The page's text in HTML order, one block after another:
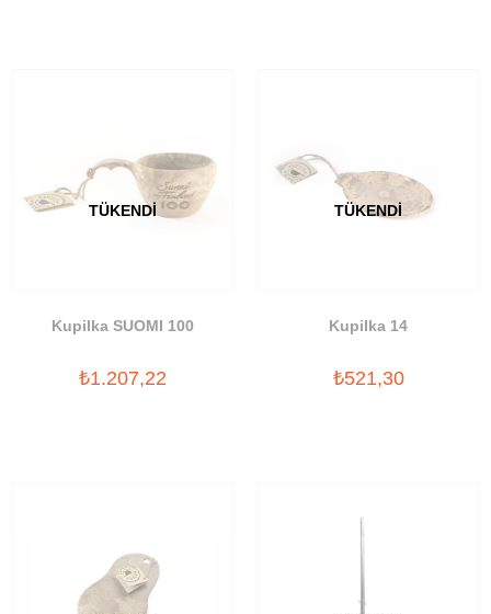
TÜKENDI
Kupilka SUOMI 100
₺1.207,22
TÜKENDI
Kupilka 14
₺521,30